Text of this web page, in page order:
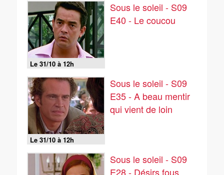
Le 31/10 à 12h
Sous le soleil - S09
E40 - Le coucou
Le 31/10 à 12h
Sous le soleil - S09
E35 - A beau mentir
qui vient de loin
Sous le soleil - S09
E28 - Désirs fous